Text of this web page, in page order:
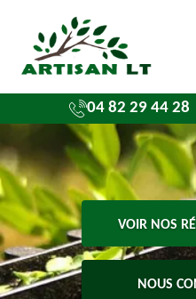
04 82 29 44 28
VOIR NOS
NOUS